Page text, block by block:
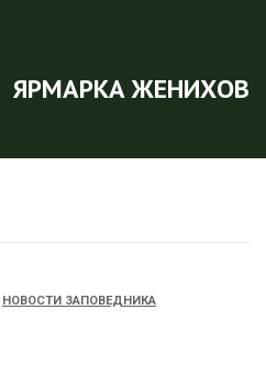
ЯРМАРКА ЖЕНИХОВ
НОВОСТИ ЗАПОВЕДНИКА